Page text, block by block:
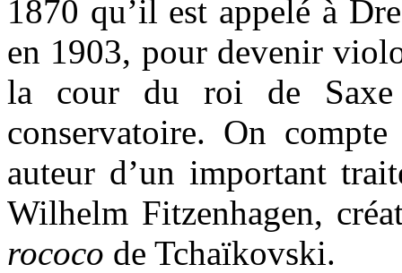
1870 qu’il est appelé à
en 1903, pour devenir
la cour du roi de Saxe
conservatoire. On
auteur d’un important
Wilhelm Fitzenhagen,
rococo de Tchaïkovski.